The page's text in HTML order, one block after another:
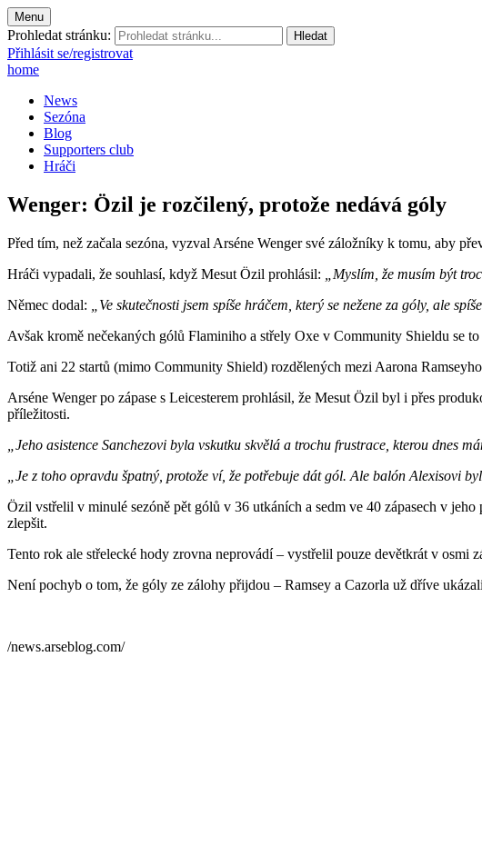
Menu
Prohledat stránku:
Přihlásit se/registrovat
home
News
Sezóna
Blog
Supporters club
Hráči
Wenger: Özil je rozčilený, protože nedává góly
Před tím, než začala sezóna, vyzval Arséne Wenger své záložníky k tomu, aby
Hráči vypadali, že souhlasí, když Mesut Özil prohlásil: „Myslím, že musím být
Němec dodal:
„Ve skutečnosti jsem spíše hráčem, který se nežene za góly, ale
Avšak kromě nečekaných gólů Flaminiho a střely Oxe v Community Shieldu se to
Totiž ani 22 startů (mimo Community Shield) rozdělených mezi Aarona
Arséne Wenger po zápase s Leicesterem prohlásil, že Mesut Özil byl i přes
příležitosti.
„Jeho asistence Sanchezovi byla vskutku skvělá a trochu frustrace, kterou dnes
„Je z toho opravdu špatný, protože ví, že potřebuje dát gól. Ale balón Alexisovi
Özil vstřelil v minulé sezóně pět gólů v 36 utkáních a sedm ve 40 zápasech v
zlepšit.
Tento rok ale střelecké hody zrovna neprovádí – vystřelil pouze devětkrát v osmi
Není pochyb o tom, že góly ze zálohy přijdou – Ramsey a Cazorla už dříve
/news.arseblog.com/